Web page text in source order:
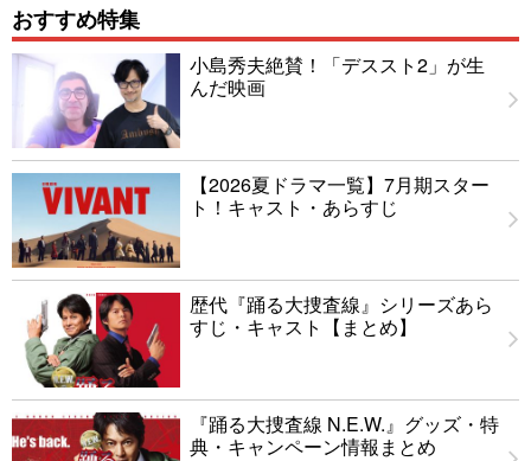
おすすめ特集
小島秀夫絶賛！「デススト2」が生
んだ映画
【2026夏ドラマ一覧】7月期スター
ト！キャスト・あらすじ
歴代『踊る大捜査線』シリーズあら
すじ・キャスト【まとめ】
『踊る大捜査線 N.E.W.』グッズ・特
典・キャンペーン情報まとめ